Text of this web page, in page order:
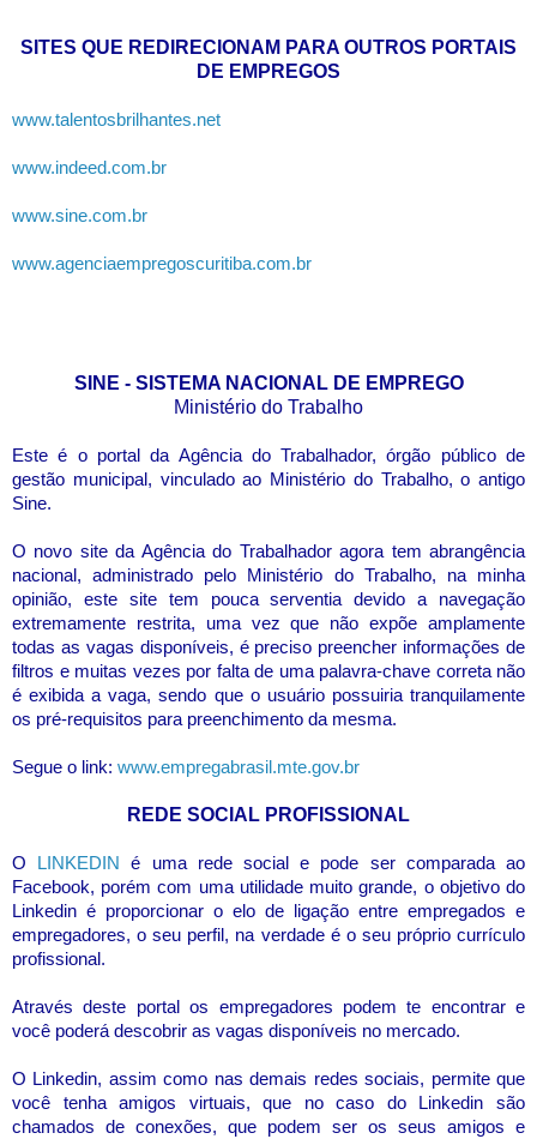
SITES QUE REDIRECIONAM PARA OUTROS PORTAIS
DE EMPREGOS
www.talentosbrilhantes.net
www.indeed.com.br
www.sine.com.br
www.agenciaempregoscuritiba.com.br
SINE - SISTEMA NACIONAL DE EMPREGO
Ministério do Trabalho
Este é o portal da Agência do Trabalhador, órgão público de
gestão municipal, vinculado ao Ministério do Trabalho, o antigo
Sine.
O novo site da Agência do Trabalhador agora tem abrangência
nacional, administrado pelo Ministério do Trabalho, na minha
opinião, este site tem pouca serventia devido a navegação
extremamente restrita, uma vez que não expõe amplamente
todas as vagas disponíveis, é preciso preencher informações de
filtros e muitas vezes por falta de uma palavra-chave correta não
é exibida a vaga, sendo que o usuário possuiria tranquilamente
os pré-requisitos para preenchimento da mesma.
Segue o link: www.empregabrasil.mte.gov.br
REDE SOCIAL PROFISSIONAL
O LINKEDIN
é uma rede social e pode ser comparada ao
Facebook, porém com uma utilidade muito grande, o objetivo do
Linkedin é proporcionar o elo de ligação entre empregados e
empregadores, o seu perfil, na verdade é o seu próprio currículo
profissional.
Através deste portal os empregadores podem te encontrar e
você poderá descobrir as vagas disponíveis no mercado.
O Linkedin, assim como nas demais redes sociais, permite que
você tenha amigos virtuais, que no caso do Linkedin são
chamados de conexões, que podem ser os seus amigos e